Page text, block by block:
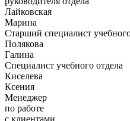
Лайковская
Марина
Старший специалист
Полякова
Галина
Специалист учебного отдела
Киселева
Ксения
Менеджер
по работе
с клиентами